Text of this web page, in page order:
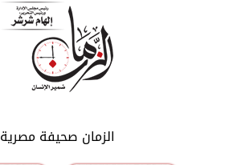
الزمان صحيفة مصرية